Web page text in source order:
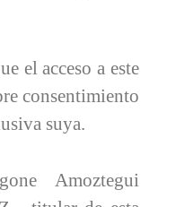
el acceso a este
consentimiento
suya.
Amoztegui